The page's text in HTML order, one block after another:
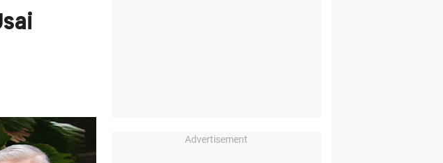
Advertisement